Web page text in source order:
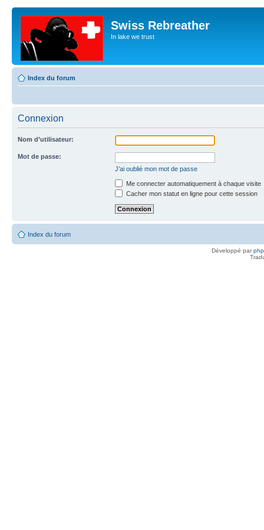
Swiss Rebreather
In lake we trust
Index du forum
Connexion
Nom d’utilisateur:
Mot de passe:
J’ai oublié mon mot de passe
Me connecter automatiquement à chaque visite
Cacher mon statut en ligne pour cette session
Index du forum
Développé par